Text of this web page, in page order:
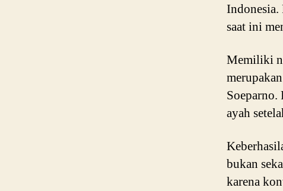
saat ini
Memiliki
Soeparno.
ayah
bukan
karena